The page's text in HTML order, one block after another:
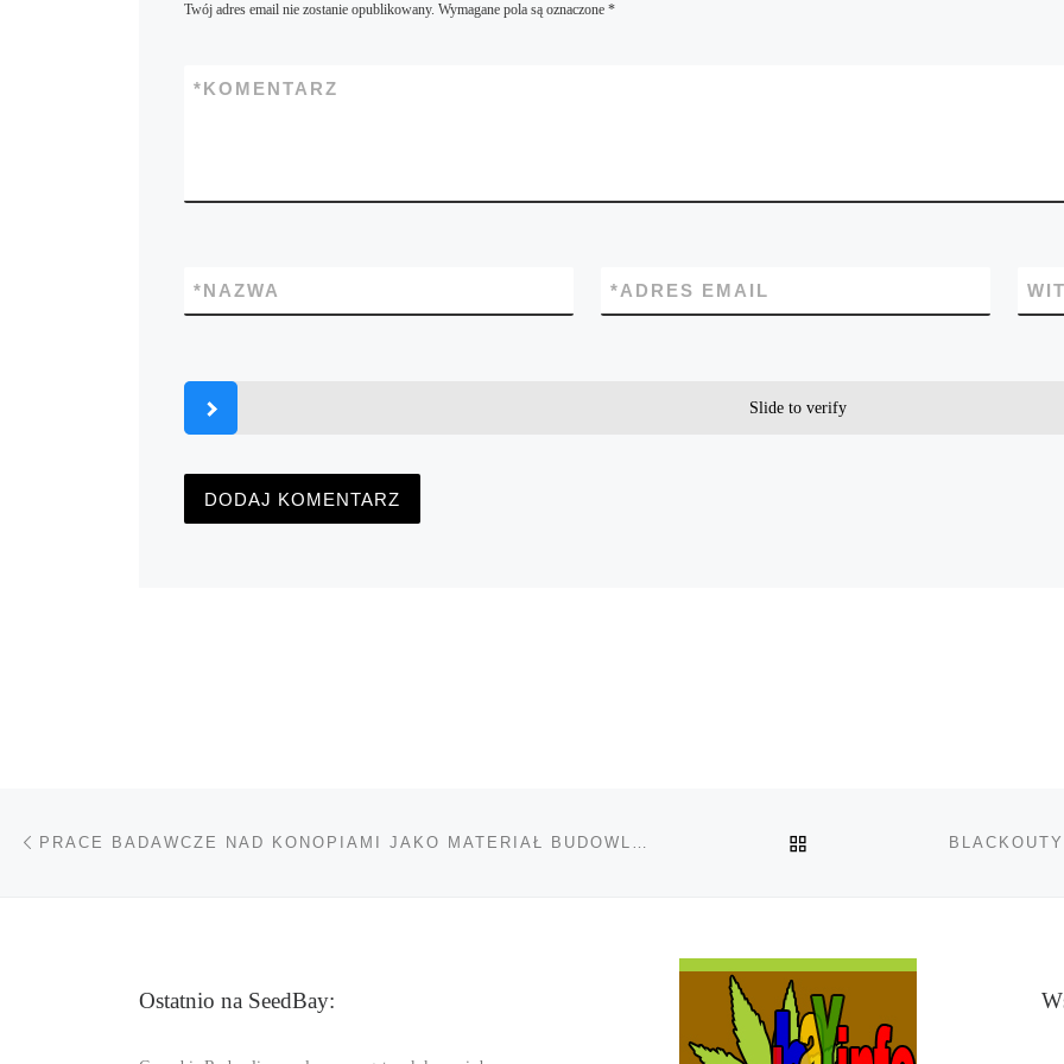
Twój adres email nie zostanie opublikowany. Wymagane pola są oznaczone *
KOMENTARZ
*
NAZWA
* ADRES EMAIL
*
Slide to verify
Nawigacja wpisu POWRÓT DO LISTY
Ostatnio na SeedBay: